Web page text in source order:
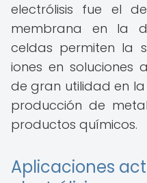
electrólisis fue el
membrana en la
celdas permiten la
iones en soluciones
de gran utilidad en
producción de
productos químicos.
Aplicaciones